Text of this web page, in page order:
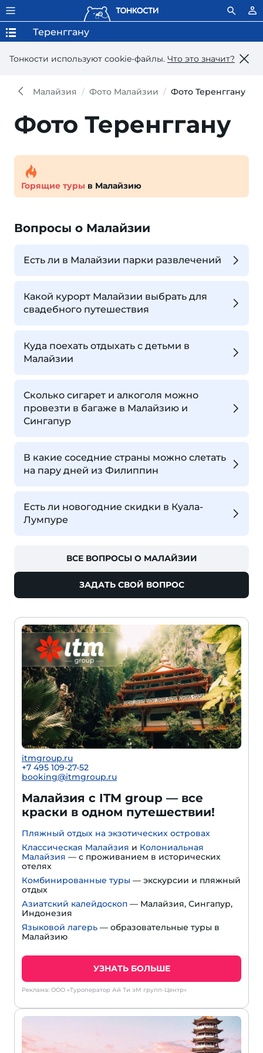
Тонкости используют сookie-файлы. Что это значит?
Теренггану
Малайзия Фото Малайзии Фото Теренггану
Фото Теренггану
Горящие туры в Малайзию
Вопросы о Малайзии
Есть ли в Малайзии парки развлечений
Какой курорт Малайзии выбрать для
свадебного путешествия
Куда поехать отдыхать с детьми в
Малайзии
Сколько сигарет и алкоголя можно
провезти в багаже в Малайзию и
Сингапур
В какие соседние страны можно слетать
на пару дней из Филиппин
Есть ли новогодние скидки в Куала-
Лумпуре
ВСЕ ВОПРОСЫ О МАЛАЙЗИИ
ЗАДАТЬ СВОЙ ВОПРОС
itmgroup.ru
+7 495 109-27-52
booking@itmgroup.ru
Малайзия с ITM group — все
краски в одном путешествии!
Пляжный отдых на экзотических островах
Классическая Малайзия и Колониальная
Малайзия — с проживанием в исторических
отелях
Комбинированные туры — экскурсии и пляжный
отдых
Азиатский калейдоскоп — Малайзия, Сингапур,
Индонезия
Языковой лагерь — образовательные туры в
Малайзию
УЗНАТЬ БОЛЬШЕ
Реклама: ООО «Туроператор Ай Ти эМ групп-Центр»